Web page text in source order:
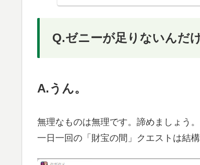
Q.ゼニーが足りないんだ
A.うん。
無理なものは無理です。諦めましょう。
一日一回の「財宝の間」クエストは結